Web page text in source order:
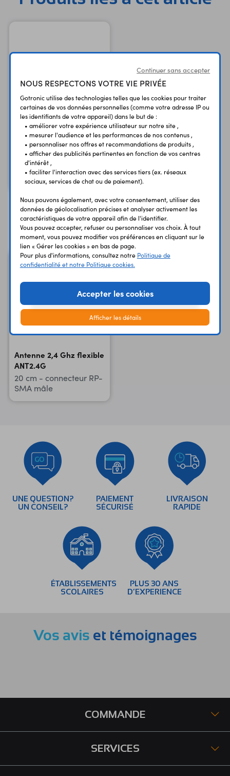
Adaptateur uFL vers RP-
SMA femelle
150 mm
4,80 €
4,00 € Code : 35260
Vous avez déja consulté
Antenne 2,4 Ghz flexible
ANT2.4G
20 cm - connecteur RP-
SMA mâle
UNE QUESTION?
UN CONSEIL?
PAIEMENT
SÉCURISÉ
LIVRAISON
RAPIDE
ÉTABLISSEMENTS
SCOLAIRES
PLUS 30 ANS
D’EXPERIENCE
Vos avis et témoignages
COMMANDE
SERVICES
Continuer sans accepter
NOUS RESPECTONS VOTRE VIE PRIVÉE
Gotronic utilise des technologies telles que les cookies pour traiter
certaines de vos données personnelles (comme votre adresse IP ou
les identifiants de votre appareil) dans le but de :
• améliorer votre expérience utilisateur sur notre site ,
• mesurer l'audience et les performances de nos contenus ,
• personnaliser nos offres et recommandations de produits ,
• afficher des publicités pertinentes en fonction de vos centres
d'intérêt ,
• faciliter l'interaction avec des services tiers (ex. réseaux
sociaux, services de chat ou de paiement).
Nous pouvons également, avec votre consentement, utiliser des
données de géolocalisation précises et analyser activement les
caractéristiques de votre appareil afin de l'identifier.
Vous pouvez accepter, refuser ou personnaliser vos choix. À tout
moment, vous pouvez modifier vos préférences en cliquant sur le
lien « Gérer les cookies » en bas de page.
Pour plus d'informations, consultez notre Politique de
confidentialité et notre Politique cookies.
Accepter les cookies
Afficher les détails